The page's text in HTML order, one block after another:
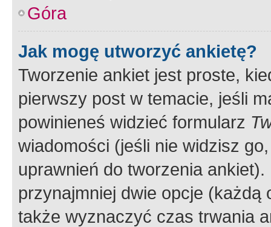
Góra
Jak mogę utworzyć ankietę?
Tworzenie ankiet jest proste,
pierwszy post w temacie, jeśli
powinieneś widzieć formularz
wiadomości (jeśli nie widzisz
uprawnień do tworzenia
przynajmniej dwie opcje
także wyznaczyć czas trwania